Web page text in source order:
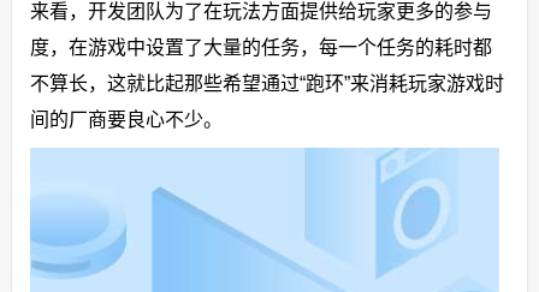
来看，开发团队为了在玩法方面提供给玩家更多的参与
度，在游戏中设置了大量的任务，每一个任务的耗时都
不算长，这就比起那些希望通过“跑环”来消耗玩家游戏时
间的厂商要良心不少。